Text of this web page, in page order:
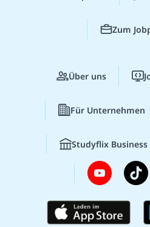
Zum
Über uns
Für Unternehmen
Studyflix Business